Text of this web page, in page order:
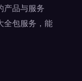
产品与服务
全包服务，能